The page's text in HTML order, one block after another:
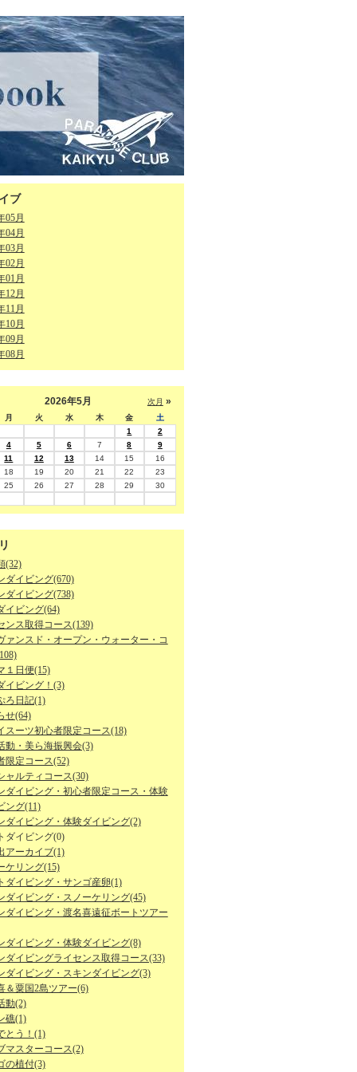
ブ
05月
04月
03月
02月
01月
12月
11月
10月
09月
08月
次月 »
2026年5月
月 火 水 木 金
土
1
2
4 5 6 7 8
9
11 12 13 14 15
16
18 19 20 21 22
23
25 26 27 28 29
30
(32)
ダイビング(670)
ダイビング(738)
イビング(64)
ンス取得コース(139)
ァンスド・オープン・ウォーター・コ
１日便(15)
イビング！(3)
ろ日記(1)
せ(64)
スーツ初心者限定コース(18)
動・美ら海振興会(3)
限定コース(52)
ャルティコース(30)
ダイビング・初心者限定コース・体験
ング(11)
ダイビング・体験ダイビング(2)
ダイビング(0)
アーカイブ(1)
ケリング(15)
ダイビング・サンゴ産卵(1)
ダイビング・スノーケリング(45)
ダイビング・渡名喜遠征ボートツアー
ダイビング・体験ダイビング(8)
ダイビングライセンス取得コース(33)
ダイビング・スキンダイビング(3)
＆粟国2島ツアー(6)
動(2)
礁(1)
とう！(1)
マスターコース(2)
の植付(3)